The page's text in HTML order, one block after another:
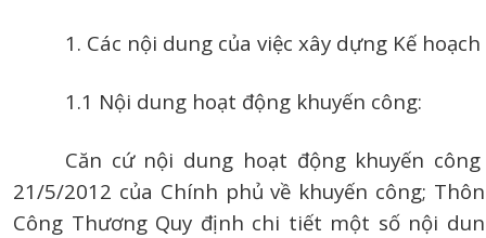
1. Các nội dung của việc xây dựng Kế hoạch
1.1 Nội dung hoạt động khuyến công:
Căn cứ nội dung hoạt động khuyến
21/5/2012 của Chính phủ về khuyến công;
Công Thương Quy định chi tiết một số nội